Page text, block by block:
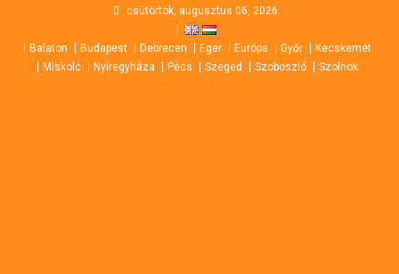
content
csütörtök, augusztus 06, 2026
Balaton Budapest Debrecen Eger Európa Győr
Kecskemét
Miskolc
Nyíregyháza Pécs Szeged Szoboszló Szolnok